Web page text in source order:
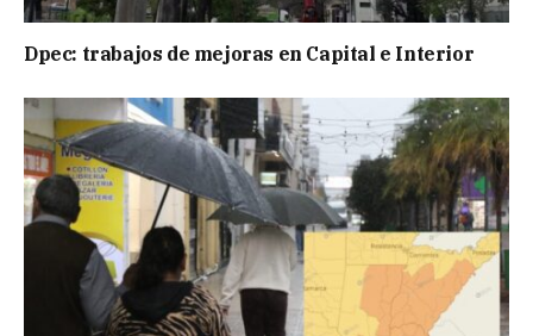
Dpec: trabajos de mejoras en Capital e Interior